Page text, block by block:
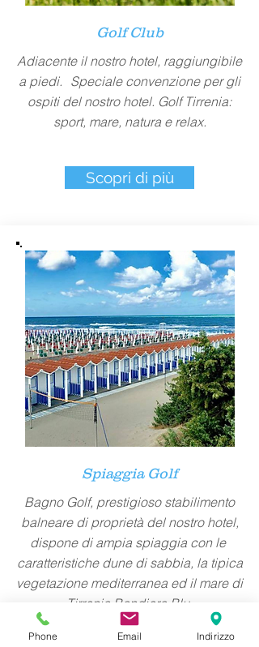
Golf Club
Adiacente il nostro hotel, raggiungibile
a piedi. Speciale convenzione per gli
ospiti del nostro hotel. Golf Tirrenia:
sport, mare, natura e relax.
Scopri di più
Spiaggia Golf
Bagno Golf, prestigioso stabilimento
balneare di proprietà del nostro hotel,
dispone di ampia spiaggia con le
caratteristiche dune di sabbia, la tipica
vegetazione mediterranea ed il mare di
Tirrenia Bandiera Blu.
Phone Email Indirizzo